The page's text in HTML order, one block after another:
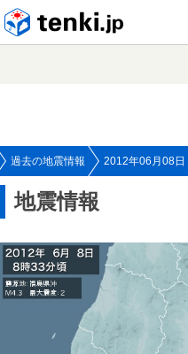
過去の地震情報 2012年06月08日
地震情報